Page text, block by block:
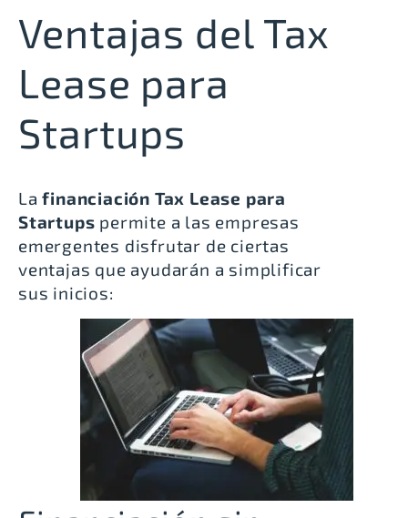
Ventajas del Tax
Lease para
Startups
Lafinanciación Tax Lease para
Startups permite a las empresas
emergentes disfrutar de ciertas
ventajas que ayudarán a simplificar
sus inicios: